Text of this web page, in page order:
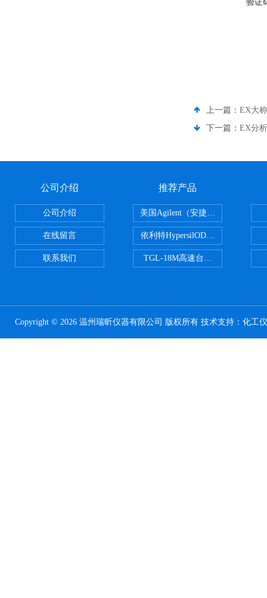
验证
上一篇： EX大
下一篇： EX分
公司介绍
公司介绍
在线留言
联系我们
推荐产品
美国Agilent（安捷伦） PLOT色谱
依利特HypersilODS2/C18/C8/
TGL-18M高速台式冷冻离心机
Copyright © 2026 温州瑞昕仪器有限公司 版权所有 技术支持： 化工